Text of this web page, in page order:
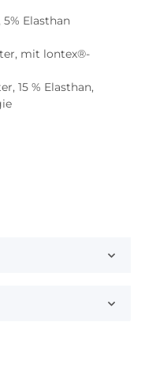
5% Elasthan
mit lontex®-
15 % Elasthan,